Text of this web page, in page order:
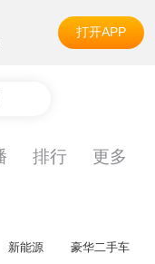
打开APP
排行 更多
新能源 豪华二手车